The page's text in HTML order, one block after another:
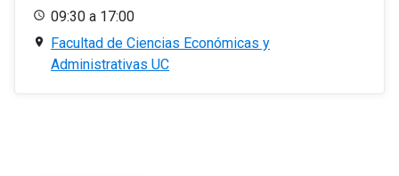
09:30 a 17:00
Facultad de Ciencias Económicas y
Administrativas UC